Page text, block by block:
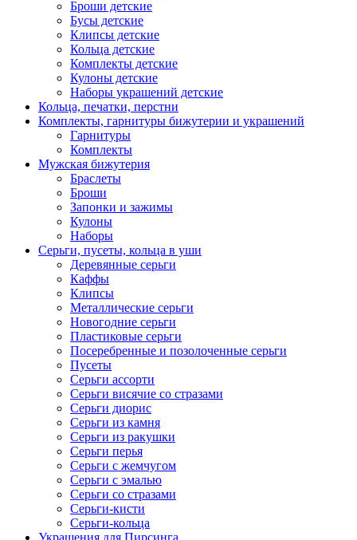
Броши детские
Бусы детские
Клипсы детские
Кольца детские
Комплекты детские
Кулоны детские
Наборы украшений детские
Кольца, печатки, перстни
Комплекты, гарнитуры бижутерии и украшений
Гарнитуры
Комплекты
Мужская бижутерия
Браслеты
Броши
Запонки и зажимы
Кулоны
Наборы
Серьги, пусеты, кольца в уши
Деревянные серьги
Каффы
Клипсы
Металлические серьги
Новогодние серьги
Пластиковые серьги
Посеребренные и позолоченные серьги
Пусеты
Серьги ассорти
Серьги висячие со стразами
Серьги диорис
Серьги из камня
Серьги из ракушки
Серьги перья
Серьги с жемчугом
Серьги с эмалью
Серьги со стразами
Серьги-кисти
Серьги-кольца
Украшения для Пирсинга